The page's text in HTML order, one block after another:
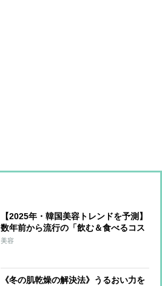
【2025年・韓国美容トレンドを予測】
数年前から流行の「飲む＆食べるコス
メ」が日本上陸か 最注目は上あごに
美容
《冬の肌乾燥の解決法》うるおい力を